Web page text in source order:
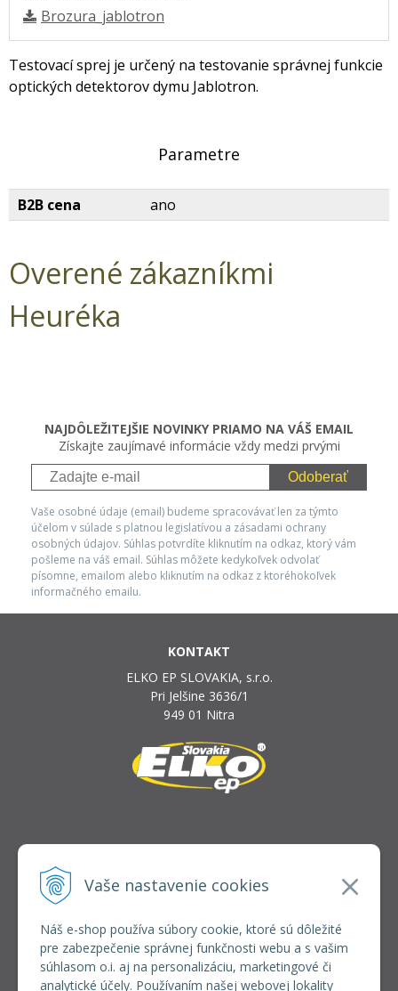
Vaše nastavenie cookies
Náš e-shop používa súbory cookie, ktoré sú dôležité
pre zabezpečenie správnej funkčnosti webu a s vašim
súhlasom o.i. aj na personalizáciu, marketingové či
analytické účely. Používaním našej webovej lokality
Brozura_jablotron
Testovací sprej je určený na testovanie správnej funkcie
optických detektorov dymu Jablotron.
Parametre
B2B cena ano
Overené zákazníkmi
Heuréka
NAJDÔLEŽITEJŠIE NOVINKY PRIAMO NA VÁŠ EMAIL
Získajte zaujímavé informácie vždy medzi prvými
Odoberať
Vaše osobné údaje (email) budeme spracovávať len za týmto
účelom v súlade s platnou legislatívou a zásadami ochrany
osobných údajov. Súhlas potvrdíte kliknutím na odkaz, ktorý vám
pošleme na váš email. Súhlas môžete kedykoľvek odvolať
písomne, emailom alebo kliknutím na odkaz z ktoréhokoľvek
informačného emailu.
KONTAKT
ELKO EP SLOVAKIA, s.r.o.
Pri Jelšine 3636/1
949 01 Nitra
INFOLINKA
+421 37 6586 731
VŠETKO O NÁKUPE
REGISTRÁCIA VEĽKOOBCHOD